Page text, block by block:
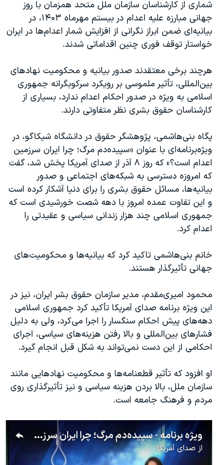
شماری از کارشناسان سازمان ملل متحد همزمان با روز
جهانی مبارزه علیه اعدام در بیستم مهرماه ۱۴۰۳، در
بیانیه‌ای ضمن ابراز نگرانی از افزایش شمار اعدام‌ها در ایران
خواستار توقف فوری چنین اقداماتی شدند.
هرچند برخی معتقدند صدور بیانیه و محکومیت نهادهای
بین‌المللی، تأثیر ملموسی بر رویکرد سرکوبگرانه جمهوری
اسلامی به ویژه در صدور احکام اعدام ندارد، بسیاری از
کارشناسان حقوق بشری نظر متفاوتی دارند.
پگاه بنی‌هاشمی، پژوهشگر حقوق در دانشگاه شیکاگو، در
ویژه‌برنامه‌ای با عنوان «سپیده‌دم مرگ؛ چرا ایران سرزمین
اعدام است؟» که روز ۸ آذر از صدای آمریکا پخش شد، گفت
که امروزه دسترسی به شبکه‌های اجتماعی و صدور
بیانیه‌ها، مسائل حقوق بشری را برای دنیا آشکار کرده است
و این تفاوت عمده‌ امروز با دهه شصت خورشیدی است که
جمهوری اسلامی چند هزار زندانی سیاسی و عقیدتی را
اعدام کرد.
خانم بنی‌هاشمی تاکید کرد که بیانیه‌ها و محکومیت‌های
جهانی تأثیرگذار هستند.
محمود امیری‌مقدم، مدیر سازمان حقوق بشر ایران، نیز در
این ویژه‌ برنامه صدای آمریکا تأکید کرد جمهوری اسلامی
دهه‌های پیش احکام سنگسار را اجرا می‌کرد، ولی به دلیل
فشارهای بین‌المللی و بالا رفتن هزینه‌های سیاسی، اجرای
احکامی از این دست نمی‌تواند به شکل قبل انجام گیرد.
او افزود که تأثیر قطعنامه‌ها و محکومیت نهادهایی مانند
سازمان ملل، بالا بردن هزینه سیاسی و نیز تأثیرگذاری روی
مردم و فرهنگ جامعه است.
ویژه برنامه - سپیده‌دم مرگ؛ چرا ایران سرزمین اعدام است؟
از صدای آمریکا